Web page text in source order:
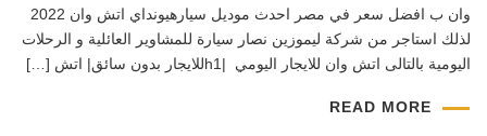
وان ب افضل سعر في مصر احدث موديل سيارهيونداي اتش وان 2022
لذلك استاجر من شركة ليموزين نصار سيارة للمشاوير العائلية و الرحلات
اليومية بالتالى اتش وان للايجار اليومي |h1للايجار بدون سائق| اتش […]
READ MORE